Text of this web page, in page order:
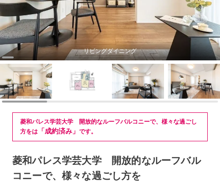
リビングダイニング
菱和パレス学芸大学 開放的なルーフバルコニーで、様々な過ごし
方をは 「成約済み」 です。
菱和パレス学芸大学 開放的なルーフバル
コニーで、様々な過ごし方を